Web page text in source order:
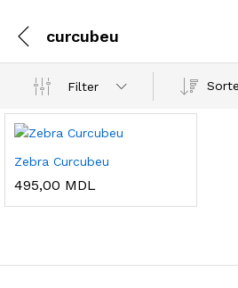
curcubeu
Filter
Zebra Curcubeu
495,00 MDL